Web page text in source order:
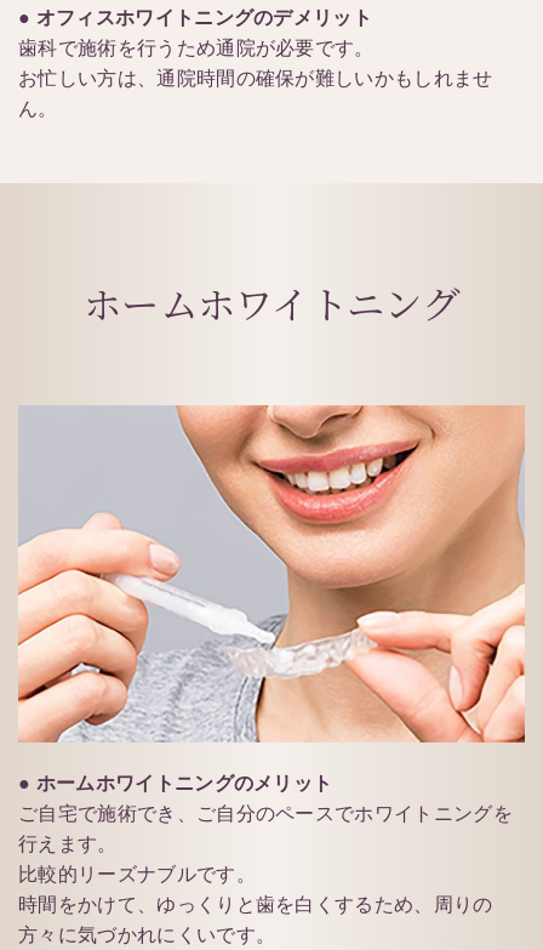
● オフィスホワイトニングのデメリット
歯科で施術を行うため通院が必要です。
お忙しい方は、通院時間の確保が難しいかもしれませ
ん。
ホームホワイトニング
● ホームホワイトニングのメリット
ご自宅で施術でき、ご自分のペースでホワイトニングを
行えます。
比較的リーズナブルです。
時間をかけて、ゆっくりと歯を白くするため、周りの
方々に気づかれにくいです。